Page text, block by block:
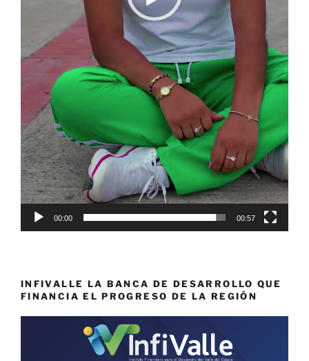
00:00 00:57
INFIVALLE LA BANCA DE DESARROLLO QUE
FINANCIA EL PROGRESO DE LA REGIÓN